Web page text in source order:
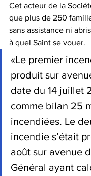
Cet acteur de la
que plus de 250
sans assistance ni
à quel Saint se vouer.
«Le premier
produit sur
date du 14 juillet
comme bilan 25
incendiées. Le
incendie s’était
août sur avenue
Général ayant